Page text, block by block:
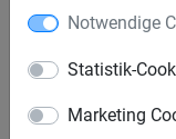
Notwendige
Statistik-
Marketing
Seilspielgeräte
Römische